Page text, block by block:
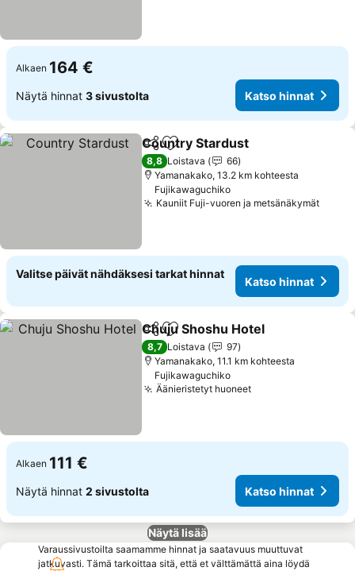
Alkaen 164 €
Näytä hinnat 3 sivustolta Katso hinnat
Jaa Lisää suosikkeihin
Country Stardust
8,8 Loistava
66
Yamanakako, 13.2 km kohteesta
Fujikawaguchiko
Kauniit Fuji-vuoren ja metsänäkymät
Valitse päivät nähdäksesi tarkat hinnat
Katso hinnat
Jaa Lisää suosikkeihin
Chuju Shoshu Hotel
8,7 Loistava
97
Yamanakako, 11.1 km kohteesta
Fujikawaguchiko
Äänieristetyt huoneetKatso hinnat
Alkaen 111 €
Näytä hinnat 2 sivustolta Katso hinnat
Näytä lisää
Varaussivustoilta saamamme hinnat ja saatavuus muuttuvat
jatkuvasti. Tämä tarkoittaa sitä, että et välttämättä aina löydä